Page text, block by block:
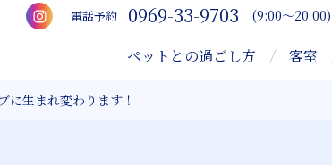
電話予約 0969-33-9703 (9:00～20:00)
ペットとの過ごし方 客室
に生まれ変わります！